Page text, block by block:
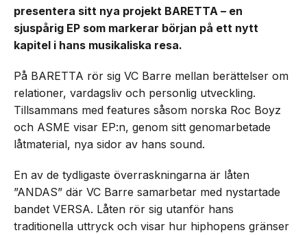
presentera sitt nya projekt BARETTA – en
sjuspårig EP som markerar början på ett nytt
kapitel i hans musikaliska resa.
På BARETTA rör sig VC Barre mellan berättelser om
relationer, vardagsliv och personlig utveckling.
Tillsammans med features såsom norska Roc Boyz
och ASME visar EP:n, genom sitt genomarbetade
låtmaterial, nya sidor av hans sound.
En av de tydligaste överraskningarna är låten
”ANDAS” där VC Barre samarbetar med nystartade
bandet VERSA. Låten rör sig utanför hans
traditionella uttryck och visar hur hiphopens gränser